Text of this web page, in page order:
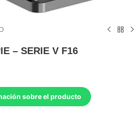
– SERIE V F16
sobre el producto